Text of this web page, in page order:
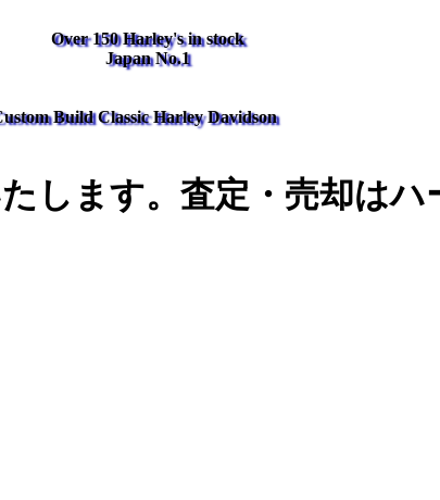
Over 150 Harley's in stock
Japan No.1
Build Classic Harley Davidson
します。査定・売却はハ